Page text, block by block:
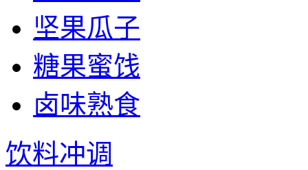
坚果瓜子
糖果蜜饯
卤味熟食
饮料冲调